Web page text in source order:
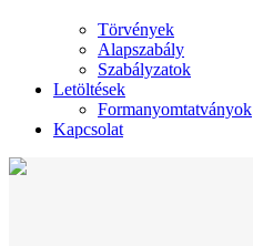
Törvények
Alapszabály
Szabályzatok
Letöltések
Formanyomtatványok
Kapcsolat